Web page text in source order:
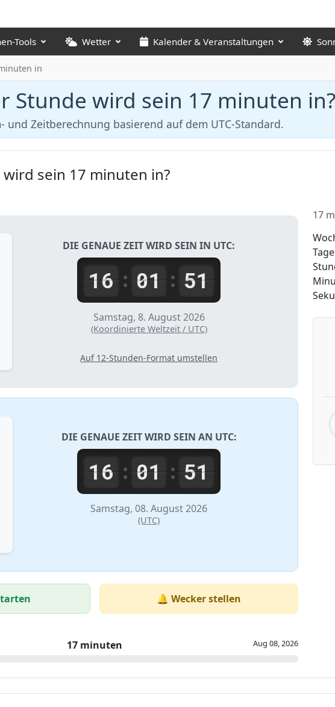
Tools Wetter Kalender & Veranstaltungen
in
Stunde wird sein 17 minuten in?
und Zeitberechnung basierend auf dem UTC-Standard.
sein 17 minuten in?
DIE GENAUE ZEIT WIRD SEIN IN UTC:
16 : 01 : 51
Samstag, 8. August 2026
(Koordinierte Weltzeit / UTC)
Auf 12-Stunden-Format umstellen
DIE GENAUE ZEIT WIRD SEIN AN UTC:
16 : 01 : 51
Samstag, 08. August 2026
(UTC)
🔔 Wecker stellen
17 minuten Aug 08, 2026
17
Tage